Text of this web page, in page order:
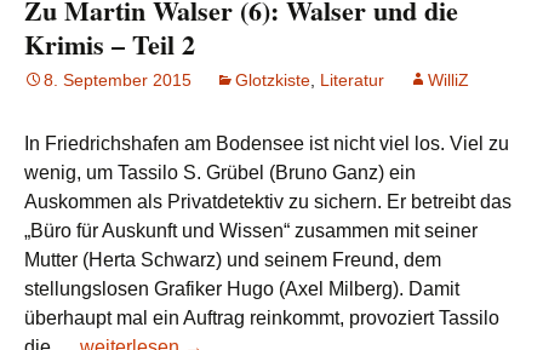
Zu Martin Walser (6): Walser und die
Krimis – Teil 2
8. September 2015 Glotzkiste Literatur WilliZ
In Friedrichshafen am Bodensee ist nicht viel los. Viel zu
wenig, um Tassilo S. Grübel (Bruno Ganz) ein
Auskommen als Privatdetektiv zu sichern. Er betreibt das
„Büro für Auskunft und Wissen“ zusammen mit seiner
Mutter (Herta Schwarz) und seinem Freund, dem
stellungslosen Grafiker Hugo (Axel Milberg). Damit
überhaupt mal ein Auftrag reinkommt, provoziert Tassilo
Zu